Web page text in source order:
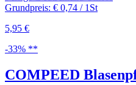
Grundpreis: € 0,74 / 1St
5,95 €
-33% **
COMPEED